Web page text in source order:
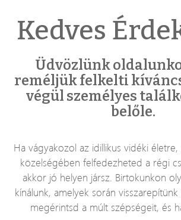
Kedves
Üdvözlünk
reméljük felkelti
végül személyes
belőle.
Ha vágyakozol az idillikus vidéki
közelségében felfedezheted a régi
akkor jó helyen jársz. Birtokunkon
kínálunk, amelyek során
megérintsd a múlt szépségeit, és